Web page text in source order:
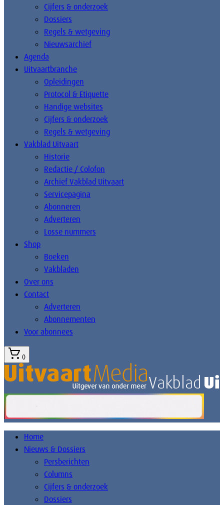
Cijfers & onderzoek
Dossiers
Regels & wetgeving
Nieuwsarchief
Agenda
Uitvaartbranche
Opleidingen
Protocol & Etiquette
Handige websites
Cijfers & onderzoek
Regels & wetgeving
Vakblad Uitvaart
Historie
Redactie / Colofon
Archief Vakblad Uitvaart
Servicepagina
Abonneren
Adverteren
Losse nummers
Shop
Boeken
Vakbladen
Over ons
Contact
Adverteren
Abonnementen
Voor abonnees
0
Home
Nieuws & Dossiers
Persberichten
Columns
Cijfers & onderzoek
Dossiers